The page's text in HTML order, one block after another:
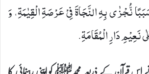
نُّجْزٰى بِهِ النَّجَاةَ فِیْ عَرْصَةِ الْقِیٰمَةِ، وَ
نَعِیْمِ دَارِ الْمُقَامَةِ.